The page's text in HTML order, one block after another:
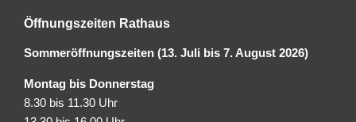
Öffnungszeiten Rathaus
Sommeröffnungszeiten (13. Juli bis 7. August 2026)
Montag bis Donnerstag
8.30 bis 11.30 Uhr